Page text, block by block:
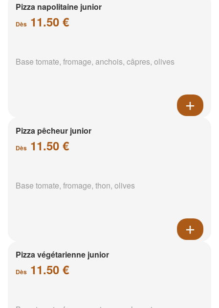
Pizza napolitaine junior
Dès 11.50 €
Base tomate, fromage, anchois, câpres, olives
Pizza pêcheur junior
Dès 11.50 €
Base tomate, fromage, thon, olives
Pizza végétarienne junior
Dès 11.50 €